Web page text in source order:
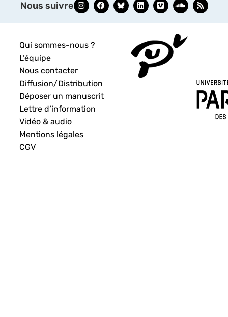
Nous suivre
Qui sommes-nous ?
L’équipe
Nous contacter
Diffusion/Distribution
Déposer un manuscrit
Lettre d’information
Vidéo & audio
Mentions légales
CGV